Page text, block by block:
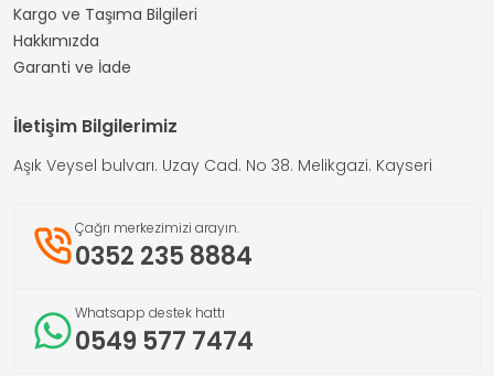
Kargo ve Taşıma Bilgileri
Hakkımızda
Garanti ve İade
İletişim Bilgilerimiz
Aşık Veysel bulvarı. Uzay Cad. No 38. Melikgazi. Kayseri
Çağrı merkezimizi arayın.
0352 235 8884
Whatsapp destek hattı
0549 577 7474